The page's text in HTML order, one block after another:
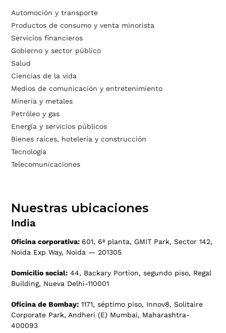
Automoción y transporte
Productos de consumo y venta minorista
Servicios financieros
Gobierno y sector público
Salud
Ciencias de la vida
Medios de comunicación y entretenimiento
Minería y metales
Petróleo y gas
Energía y servicios públicos
Bienes raíces, hotelería y construcción
Tecnología
Telecomunicaciones
Nuestras ubicaciones
India
Oficina corporativa: 601, 6ª planta, GMIT Park, Sector 142,
Noida Exp Way, Noida — 201305
Domicilio social: 44, Backary Portion, segundo piso, Regal
Building, Nueva Delhi-110001
Oficina de Bombay: 1171, séptimo piso, Innov8, Solitaire
Corporate Park, Andheri (E) Mumbai, Maharashtra-
400093